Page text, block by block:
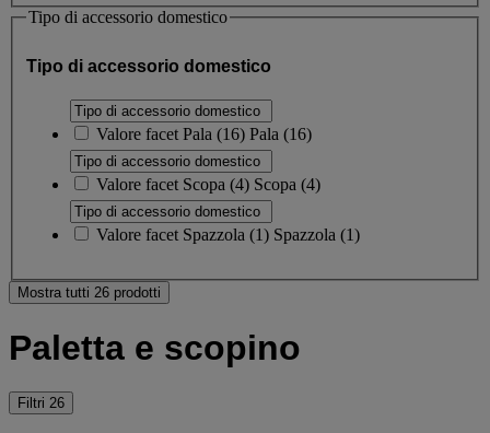
Tipo di accessorio domestico
Tipo di accessorio domestico
Valore facet Pala (16) Pala (16)
Valore facet Scopa (4) Scopa (4)
Valore facet Spazzola (1) Spazzola (1)
Mostra tutti 26 prodotti
Paletta e scopino
Filtri 26